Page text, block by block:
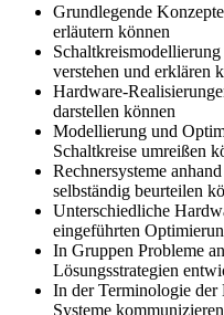
Grundlegende
erläutern können
verstehen und erklären
Hardware-
darstellen können
Modellierung und
Schaltkreise umreißen
Rechnersysteme
selbständig beurteilen
Unterschiedliche
eingeführten
In Gruppen Probleme
Lösungsstrategien
In der Terminologie der
Systeme